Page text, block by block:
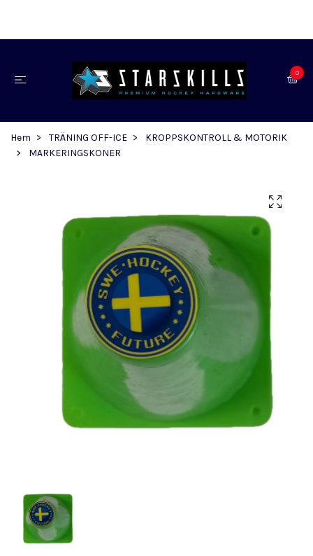
0
Hem TRÄNING OFF-ICE
KROPPSKONTROLL & MOTORIK
MARKERINGSKONER